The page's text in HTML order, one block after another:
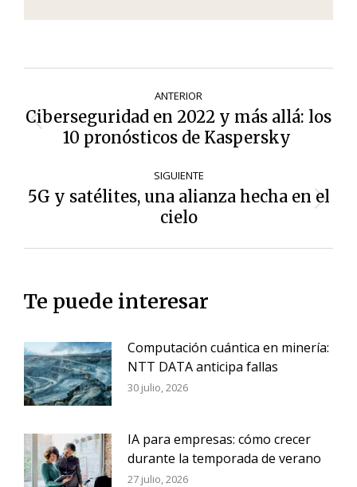
de
entradas
ANTERIOR
Entrada
anterior:
Ciberseguridad en 2022 y más allá: los
10 pronósticos de Kaspersky
SIGUIENTE
Siguiente
entrada:
5G y satélites, una alianza hecha en el
cielo
Te puede interesar
Computación cuántica en minería:
NTT DATA anticipa fallas
30 julio, 2026
IA para empresas: cómo crecer
durante la temporada de verano
27 julio, 2026